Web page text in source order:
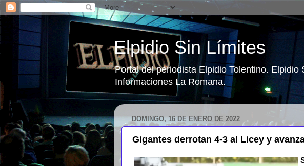
Elpidio Sin Límites
Portal del periodista Elpidio Tolentino.
Informaciones La Romana.
DOMINGO, 16 DE ENERO DE 2022
Gigantes derrotan 4-3 al Licey y